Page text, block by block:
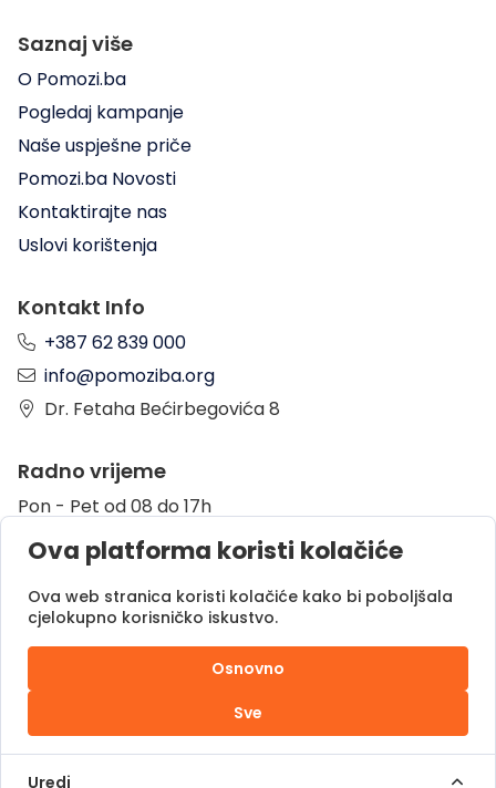
Saznaj više
O Pomozi.ba
Pogledaj kampanje
Naše uspješne priče
Pomozi.ba Novosti
Kontaktirajte nas
Uslovi korištenja
Kontakt Info
+387 62 839 000
info@pomoziba.org
Dr. Fetaha Bećirbegovića 8
Radno vrijeme
Pon - Pet od 08 do 17h
Sub od 10 do 17h
Nedjelja - neradni dan
Donacije putem
Ova platforma koristi kolačiće
Ova web stranica koristi kolačiće kako bi poboljšala
cjelokupno korisničko iskustvo.
Osnovno
Sve
Uredi